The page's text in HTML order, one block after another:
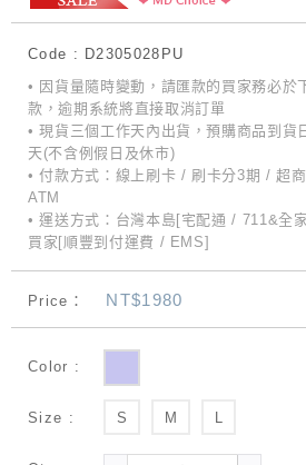
Code : D2305028PU
• 因貨量隨時變動，請匯款的買家務必於
款，逾期系統將直接取消訂單
• 現貨三個工作天內出貨，預購商品到貨
天(不含例假日及休市)
• 付款方式：線上刷卡 / 刷卡分3期 / 超
ATM
• 運送方式：台灣本島[宅配通 / 711&全
買家[順豐到付運費 / EMS]
Price： NT$1980
Color :
Size : S M L